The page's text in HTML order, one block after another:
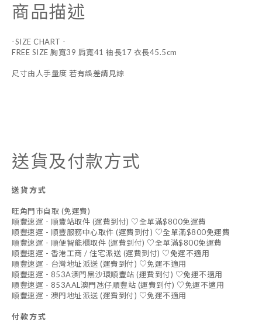
商品描述
-SIZE CHART -
FREE SIZE 胸寬39 肩寬41 袖長17 衣長45.5cm
尺寸由人手量度 若有誤差請見諒
送貨及付款方式
送貨方式
旺角門市自取 (免運費)
順豐速運 - 順豐站取件 (運費到付) ♡全單滿$800免運費
順豐速運 - 順豐服務中心取件 (運費到付) ♡全單滿$800免運費
順豐速運 - 順便智能櫃取件 (運費到付) ♡全單滿$800免運費
順豐速運 - 香港工商 / 住宅派送 (運費到付) ♡免運不適用
順豐速運 - 台灣地址派送 (運費到付) ♡免運不適用
順豐速運 - 853A澳門黑沙環順豐站 (運費到付) ♡免運不適用
順豐速運 - 853AAL澳門氹仔順豐站 (運費到付) ♡免運不適用
順豐速運 - 澳門地址派送 (運費到付) ♡免運不適用
付款方式